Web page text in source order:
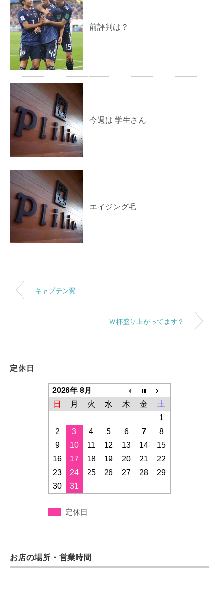
前評判は？
今週は 学生さん
エイジング毛
キャプテン翼
Ｗ杯盛り上がってます？
定休日
2026年 8月
日
月 火 水 木 金
土
1
2
3 4 5 6 7
8
9
10 11 12 13 14
15
16
17 18 19 20 21
22
23
24 25 26 27 28
29
30
31
定休日
お店の場所・営業時間